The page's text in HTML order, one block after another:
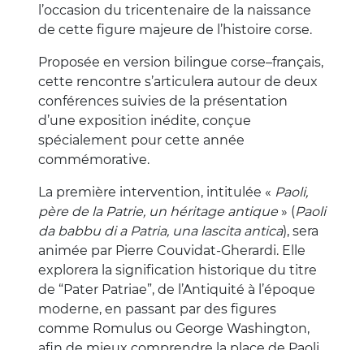
l’occasion du tricentenaire de la naissance
de cette figure majeure de l’histoire corse.
Proposée en version bilingue corse–français,
cette rencontre s’articulera autour de deux
conférences suivies de la présentation
d’une exposition inédite, conçue
spécialement pour cette année
commémorative.
La première intervention, intitulée « Paoli,
père de la Patrie, un héritage antique » (Paoli
da babbu di a Patria, una lascita antica), sera
animée par Pierre Couvidat-Gherardi. Elle
explorera la signification historique du titre
de “Pater Patriae”, de l’Antiquité à l’époque
moderne, en passant par des figures
comme Romulus ou George Washington,